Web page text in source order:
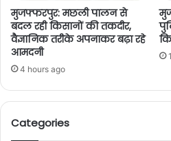
मुजफ्फरपुर: मछली पालन से
बदल रही किसानों की तकदीर,
वैज्ञानिक तरीके अपनाकर बढ़ा रहे
आमदनी
4 hours ago
Categories